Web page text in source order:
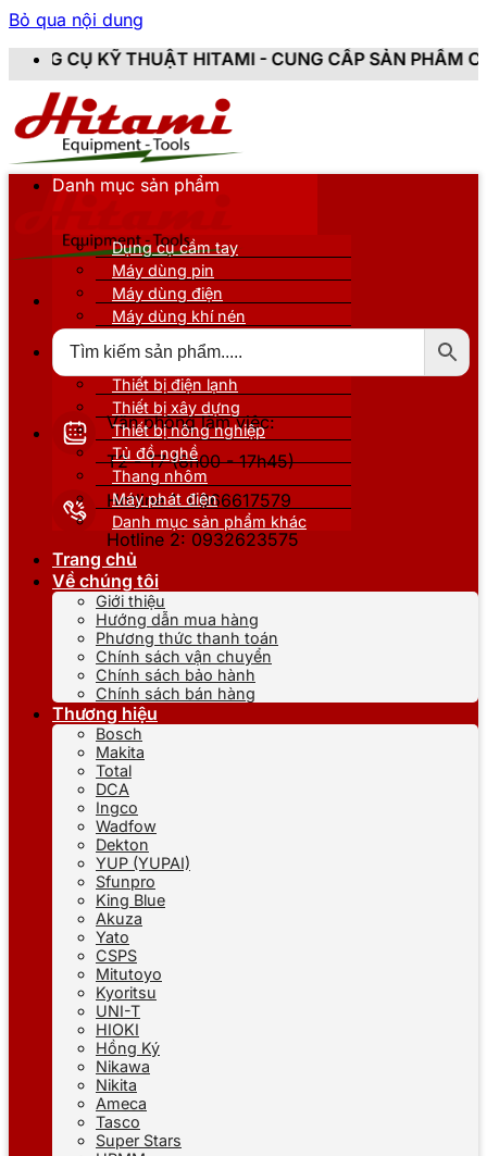
Bỏ qua nội dung
HITAMI - CUNG CẤP SẢN PHẨM CHÍNH HÃNG,
Văn phòng làm việc:
T2 - T7 (8h00 - 17h45)
Hotline 1: 0866617579
Hotline 2: 0932623575
Danh mục sản phẩm
Dụng cụ cầm tay
Máy dùng pin
Máy dùng điện
Máy dùng khí nén
Thiết bị nâng đỡ
Thiết bị điện lạnh
Thiết bị xây dựng
Thiết bị nông nghiệp
Tủ đồ nghề
Thang nhôm
Máy phát điện
Danh mục sản phẩm khác
Trang chủ
Về chúng tôi
Giới thiệu
Hướng dẫn mua hàng
Phương thức thanh toán
Chính sách vận chuyển
Chính sách bảo hành
Chính sách bán hàng
Thương hiệu
Bosch
Makita
Total
DCA
Ingco
Wadfow
Dekton
YUP (YUPAI)
Sfunpro
King Blue
Akuza
Yato
CSPS
Mitutoyo
Kyoritsu
UNI-T
HIOKI
Hồng Ký
Nikawa
Nikita
Ameca
Tasco
Super Stars